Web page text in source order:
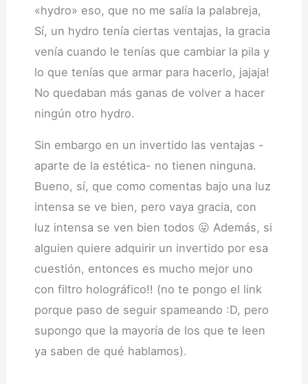
«hydro» eso, que no me salía la palabreja,
Sí, un hydro tenía ciertas ventajas, la gracia
venía cuando le tenías que cambiar la pila y
lo que tenías que armar para hacerlo, jajaja!
No quedaban más ganas de volver a hacer
ningún otro hydro.
Sin embargo en un invertido las ventajas -
aparte de la estética- no tienen ninguna.
Bueno, sí, que como comentas bajo una luz
intensa se ve bien, pero vaya gracia, con
luz intensa se ven bien todos 😛 Además, si
alguien quiere adquirir un invertido por esa
cuestión, entonces es mucho mejor uno
con filtro holográfico!! (no te pongo el link
porque paso de seguir spameando :D, pero
supongo que la mayoría de los que te leen
ya saben de qué hablamos).